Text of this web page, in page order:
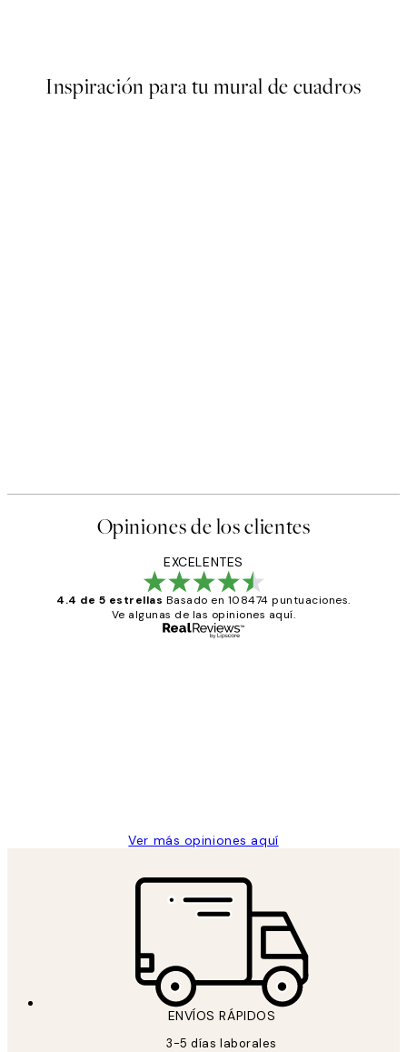
Inspiración para tu mural de cuadros
Opiniones de los clientes
EXCELENTES
4.4 de 5 estrellas Basado en 108474 puntuaciones.
Ve algunas de las opiniones aquí.
Ver más opiniones aquí
ENVÍOS RÁPIDOS
3-5 días laborales